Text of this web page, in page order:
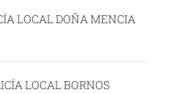
LOCAL DOÑA MENCIA
LOCAL BORNOS